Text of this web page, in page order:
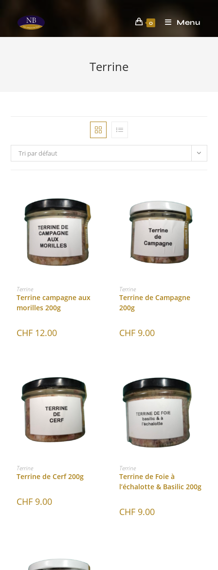
0 Menu
Terrine
Tri par défaut
AJOUTER AU PANIER
Terrine
Terrine campagne aux
morilles 200g
CHF12.00
AJOUTER AU PANIER
Terrine
Terrine de Campagne
200g
CHF 9.00
AJOUTER AU PANIER
Terrine
Terrine de Cerf 200g
CHF9.00
AJOUTER AU PANIER
Terrine
Terrine de Foie à
l’échalotte & Basilic 200g
CHF 9.00